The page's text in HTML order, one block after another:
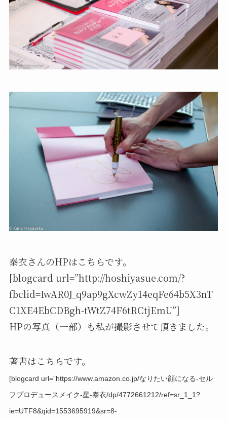
泰衣さんのHPはこちらです。
[blogcard url=”http://hoshiyasue.com/?
fbclid=IwAR0J_q9ap9gXcwZy14eqFe64b5X3nT
C1XE4EbCDBgh-tWtZ74F6tRCtjEmU”]
HPの写真（一部）も私が撮影させて頂きました。
著書はこちらです。
[blogcard url=”https://www.amazon.co.jp/なりたい顔になる-セル
フプロデュースメイク-星-泰衣/dp/4772661212/ref=sr_1_1?
ie=UTF8&qid=1553695919&sr=8-